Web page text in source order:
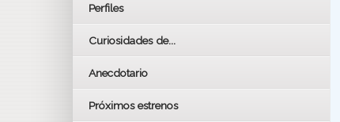
Perfiles
Curiosidades de...
Anecdotario
Próximos estrenos